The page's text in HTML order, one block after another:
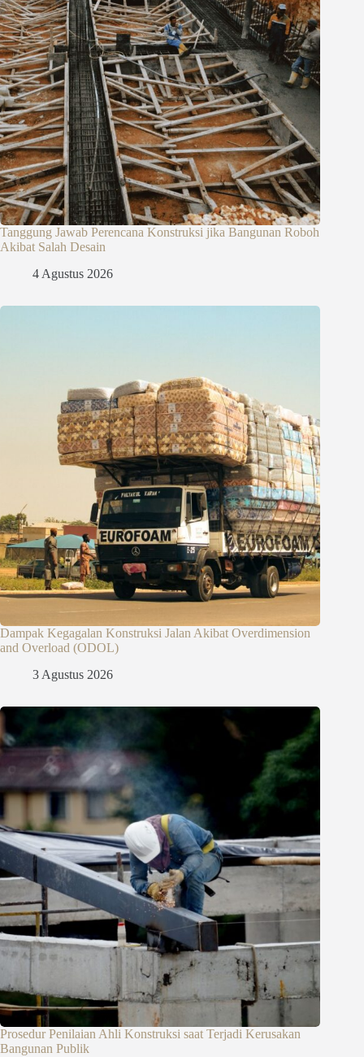
Tanggung Jawab Perencana Konstruksi jika Bangunan Roboh
Akibat Salah Desain
4 Agustus 2026
Dampak Kegagalan Konstruksi Jalan Akibat Overdimension
and Overload (ODOL)
3 Agustus 2026
Prosedur Penilaian Ahli Konstruksi saat Terjadi Kerusakan
Bangunan Publik